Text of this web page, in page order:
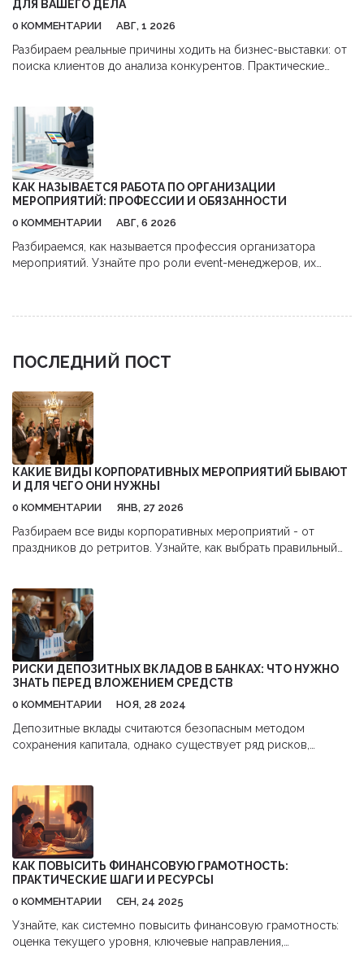
ДЛЯ ВАШЕГО ДЕЛА
0 КОММЕНТАРИИ АВГ, 1 2026
Разбираем реальные причины ходить на бизнес-выставки: от
поиска клиентов до анализа конкурентов. Практические
КАК НАЗЫВАЕТСЯ РАБОТА ПО ОРГАНИЗАЦИИ
МЕРОПРИЯТИЙ: ПРОФЕССИИ И ОБЯЗАННОСТИ
0 КОММЕНТАРИИ АВГ, 6 2026
Разбираемся, как называется профессия организатора
мероприятий. Узнайте про роли event-менеджеров, их
ПОСЛЕДНИЙ ПОСТ
КАКИЕ ВИДЫ КОРПОРАТИВНЫХ МЕРОПРИЯТИЙ БЫВАЮТ
И ДЛЯ ЧЕГО ОНИ НУЖНЫ
0 КОММЕНТАРИИ ЯНВ, 27 2026
Разбираем все виды корпоративных мероприятий - от
праздников до ретритов. Узнайте, как выбрать правильный
РИСКИ ДЕПОЗИТНЫХ ВКЛАДОВ В БАНКАХ: ЧТО НУЖНО
ЗНАТЬ ПЕРЕД ВЛОЖЕНИЕМ СРЕДСТВ
0 КОММЕНТАРИИ НОЯ, 28 2024
Депозитные вклады считаются безопасным методом
сохранения капитала, однако существует ряд рисков,
с депозитами, включая экономические условия, инфляцию и
неплатежеспособность банка. Также обсуждаются способы
минимизации этих рисков и принципы разумного выбора
банковских услуг. Полезными оказются советы о том, как
сохранить сбережения и добиться максимальной
доходности по вкладам.
КАК ПОВЫСИТЬ ФИНАНСОВУЮ ГРАМОТНОСТЬ:
ПРАКТИЧЕСКИЕ ШАГИ И РЕСУРСЫ
0 КОММЕНТАРИИ СЕН, 24 2025
Узнайте, как системно повысить финансовую грамотность:
оценка текущего уровня, ключевые направления,